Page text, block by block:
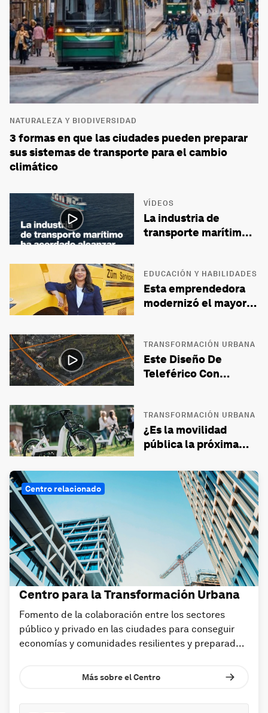
NATURALEZA Y BIODIVERSIDAD
3 formas en que las ciudades pueden preparar
sus sistemas de transporte para el cambio
climático
VÍDEOS
La industria de
transporte marítimo
netas hacia el 2050
EDUCACIÓN Y HABILIDADES
Esta emprendedora
modernizó el mayor
Unidos.&nbsp;¿Cómo
lo hizo?
TRANSFORMACIÓN URBANA
Este Diseño De
Teleférico Con
Congestión En Las
Ciudades
TRANSFORMACIÓN URBANA
¿Es la movilidad
pública la próxima
transporte público?
Centro relacionado
Centro para la Transformación Urbana
Fomento de la colaboración entre los sectores
público y privado en las ciudades para conseguir
economías y comunidades resilientes y preparadas
Más sobre el Centro